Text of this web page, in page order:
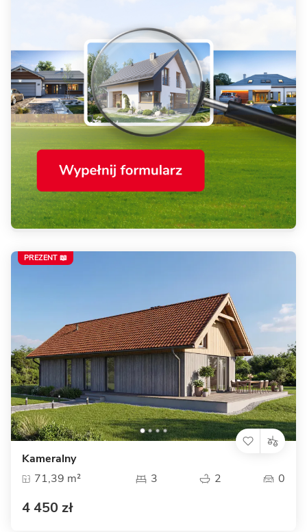
Kameralny
71,39 m²
3 2 0
4 450 zł
PREZENT 📖